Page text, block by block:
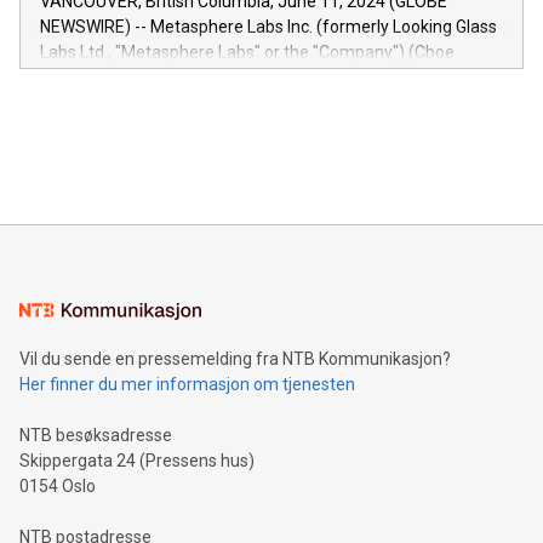
capabilities of the Relay42 Insights module include: Deep
insights into customer behaviors: With the Relay42 Insights
module, marketers can ask unlimited questions about their
NEWSWIRE) -- Metasphere Labs Inc. (formerly Looking Glass
Labs Ltd., "Metasphere Labs" or the "Company") (Cboe
mining.Energy Market Dynamics: Explore how Bitcoin mining
mining.Sound Money: Discover how tamper-proof currency
neutral payment systems support humanitarian
projects.Carbon Footprint: Compare Bitcoin's environmental
event and dive into the critical topics of Bitcoin
Vil du sende en pressemelding fra NTB Kommunikasjon?
Her finner du mer informasjon om tjenesten
NTB besøksadresse
Skippergata 24 (Pressens hus)
0154 Oslo
NTB postadresse